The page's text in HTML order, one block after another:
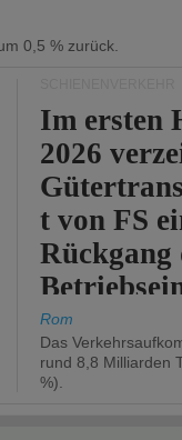
0,5 % zurück.
Im ersten
2026
t von FS
Rückgang
um 2,7 %.
Rom
Das
rund 8,8 Milliarden
%).